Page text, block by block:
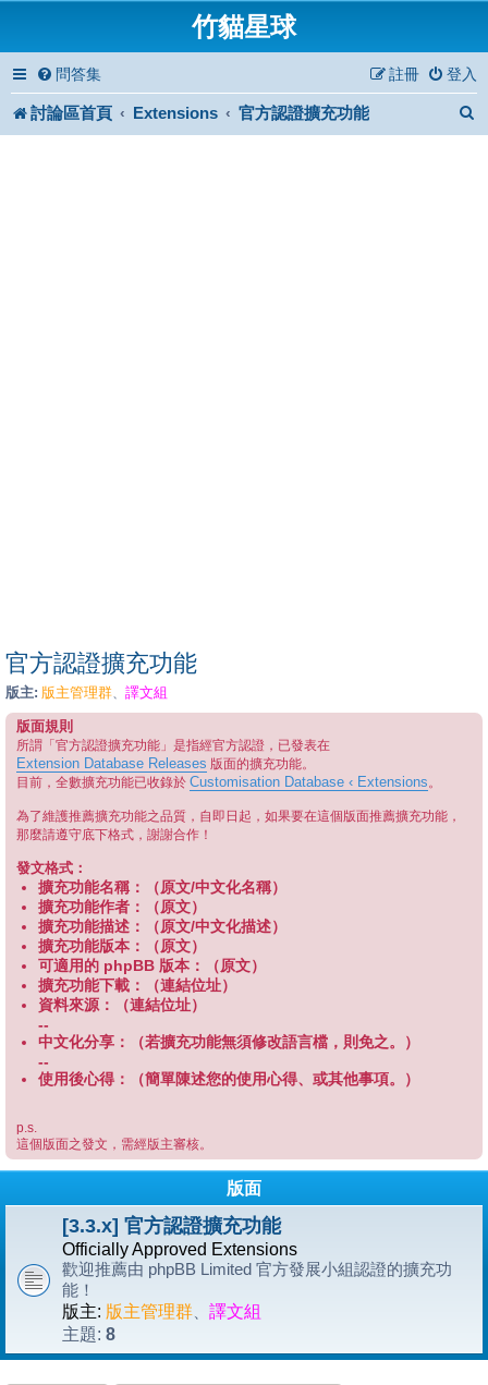
竹貓星球
問答集 登入
註冊
討論區首頁 Extensions 官方認證擴充功能
官方認證擴充功能
版主: 版主管理群、 譯文組
版面規則
所謂「官方認證擴充功能」是指經官方認證，已發表在
Extension Database Releases 版面的擴充功能。
目前，全數擴充功能已收錄於 Customisation Database ‹ Extensions。
為了維護推薦擴充功能之品質，自即日起，如果要在這個版面推薦擴充功能，
那麼請遵守底下格式，謝謝合作！
發文格式：
擴充功能名稱：（原文/中文化名稱）
擴充功能作者：（原文）
擴充功能描述：（原文/中文化描述）
擴充功能版本：（原文）
可適用的 phpBB 版本：（原文）
擴充功能下載：（連結位址）
資料來源：（連結位址）
--
中文化分享：（若擴充功能無須修改語言檔，則免之。）
--
使用後心得：（簡單陳述您的使用心得、或其他事項。）
p.s.
這個版面之發文，需經版主審核。
版面
[3.3.x] 官方認證擴充功能
Officially Approved Extensions
歡迎推薦由 phpBB Limited 官方發展小組認證的擴充功
能！
版主: 版主管理群
譯文組
主題: 8